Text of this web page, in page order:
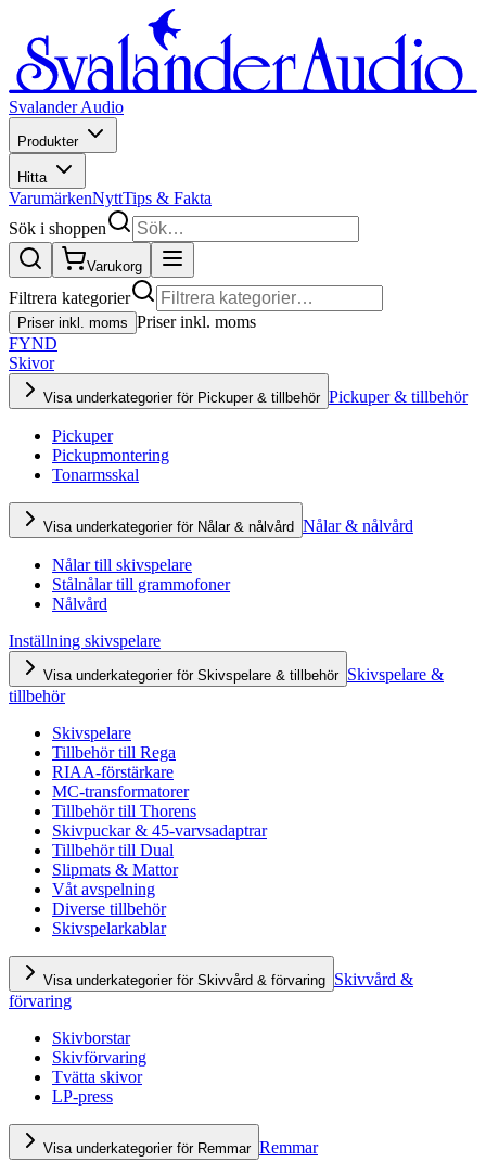
Svalander Audio
Produkter
Hitta
VarumärkenNyttTips & Fakta
Sök i shoppen
Varukorg
Filtrera kategorier
Priser inkl. moms Priser inkl. moms
FYND
Skivor
Visa underkategorier för Pickuper & tillbehör Pickuper & tillbehör
Pickuper
Pickupmontering
Tonarmsskal
Visa underkategorier för Nålar & nålvård Nålar & nålvård
Nålar till skivspelare
Stålnålar till grammofoner
Nålvård
Inställning skivspelare
Visa underkategorier för Skivspelare & tillbehör Skivspelare &
tillbehör
Skivspelare
Tillbehör till Rega
RIAA-förstärkare
MC-transformatorer
Tillbehör till Thorens
Skivpuckar & 45-varvsadaptrar
Tillbehör till Dual
Slipmats & Mattor
Våt avspelning
Diverse tillbehör
Skivspelarkablar
Visa underkategorier för Skivvård & förvaring Skivvård &
förvaring
Skivborstar
Skivförvaring
Tvätta skivor
LP-press
Visa underkategorier för Remmar Remmar